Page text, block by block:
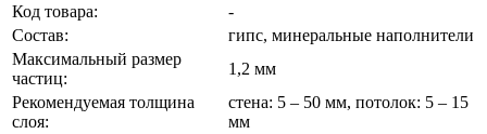
Код товара:
-
Состав:
гипс, минеральные наполнители
Максимальный размер
частиц:
1,2 мм
Рекомендуемая толщина
слоя:
стена: 5 – 50 мм, потолок: 5 – 15
мм